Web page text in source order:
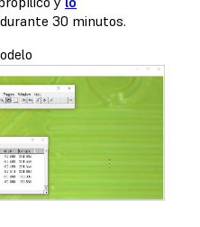
durante 30 minutos.